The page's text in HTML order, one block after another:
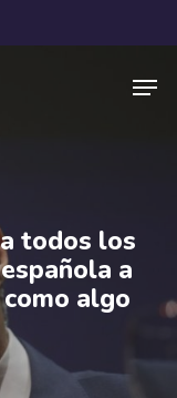
todos los
a
algo